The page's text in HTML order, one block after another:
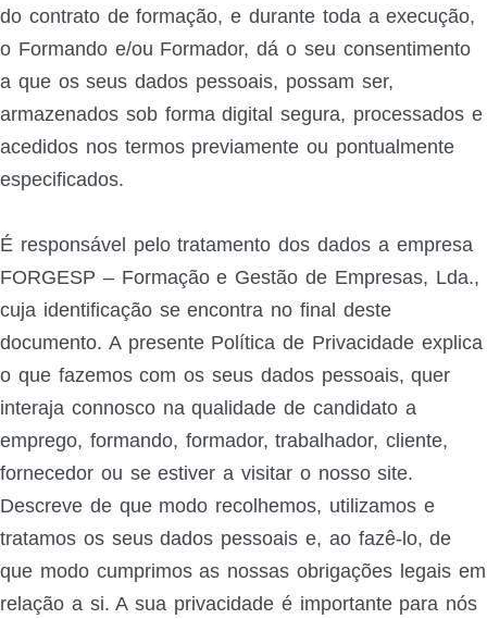
do contrato de formação, e durante toda a execução,
o Formando e/ou Formador, dá o seu consentimento
a que os seus dados pessoais, possam ser,
armazenados sob forma digital segura, processados e
acedidos nos termos previamente ou pontualmente
especificados.
É responsável pelo tratamento dos dados a empresa
FORGESP – Formação e Gestão de Empresas, Lda.,
cuja identificação se encontra no final deste
documento. A presente Política de Privacidade explica
o que fazemos com os seus dados pessoais, quer
interaja connosco na qualidade de candidato a
emprego, formando, formador, trabalhador, cliente,
fornecedor ou se estiver a visitar o nosso site.
Descreve de que modo recolhemos, utilizamos e
tratamos os seus dados pessoais e, ao fazê-lo, de
que modo cumprimos as nossas obrigações legais em
relação a si. A sua privacidade é importante para nós